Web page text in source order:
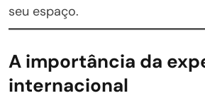
seu espaço.
A importância da
internacional